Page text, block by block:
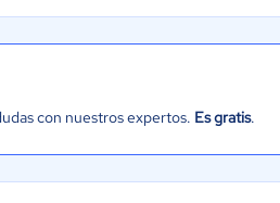
con nuestros expertos. Es gratis.